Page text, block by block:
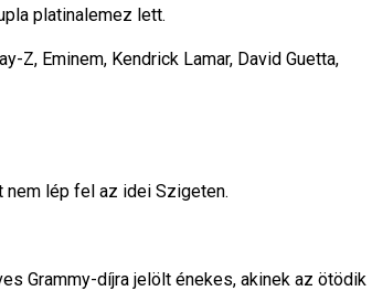
platinalemez lett.
Z, Eminem, Kendrick Lamar, David Guetta,
nem lép fel az idei Szigeten.
Grammy-díjra jelölt énekes, akinek az ötödik